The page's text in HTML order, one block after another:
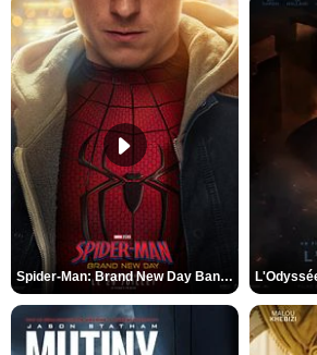
Spider-Man: Brand New Day Bande-annonce VO STFR